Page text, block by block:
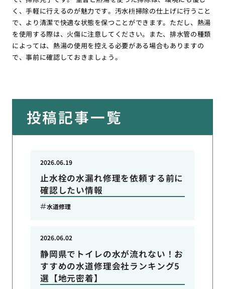
く、手軽に行えるのが魅力です。汚水枡掃除の仕上げに行うこと
で、より清潔で快適な状態を保つことができます。ただし、熱湯
を使用する際は、火傷に注意してください。また、排水管の種類
によっては、熱湯の使用を控える必要がある場合もありますの
で、事前に確認しておきましょう。
投稿記事一覧
止水栓の水漏れ修理を依頼する前に
確認したい情報
2026.06.19
水道修理
静岡県でトイレの水が流れない！お
すすめの水道修理会社ランキング5
選【地元密着】
2026.06.02